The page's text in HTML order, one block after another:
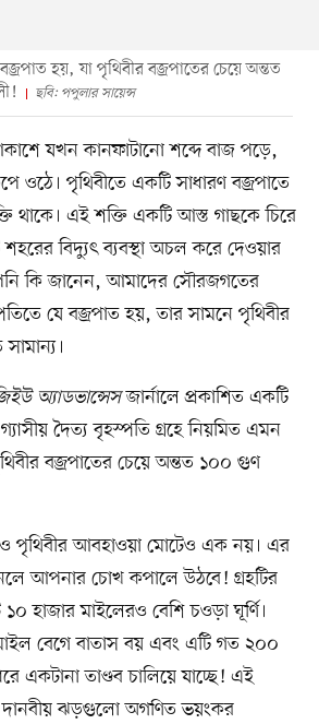
হয়, যা পৃথিবীর বজ্রপাতের চেয়ে অন্তত
ছবি: পপুলার সায়েন্স
যখন কানফাটানো শব্দে বাজ পড়ে,
ওঠে। পৃথিবীতে একটি সাধারণ বজ্রপাতে
থাকে। এই শক্তি একটি আস্ত গাছকে চিরে
বিদ্যুৎ ব্যবস্থা অচল করে দেওয়ার
কি জানেন, আমাদের সৌরজগতের
যে বজ্রপাত হয়, তার সামনে পৃথিবীর
অ্যাডভান্সেসজার্নালে প্রকাশিত একটি
দৈত্য বৃহস্পতি গ্রহে নিয়মিত এমন
বজ্রপাতের চেয়ে অন্তত ১০০ গুণ
পৃথিবীর আবহাওয়া মোটেও এক নয়। এর
আপনার চোখ কপালে উঠবে! গ্রহটির
১০ হাজার মাইলেরও বেশি চওড়া ঘূর্ণি।
বেগে বাতাস বয় এবং এটি গত ২০০
একটানা তাণ্ডব চালিয়ে যাচ্ছে! এই
ঝড়গুলো অগণিত ভয়ংকর